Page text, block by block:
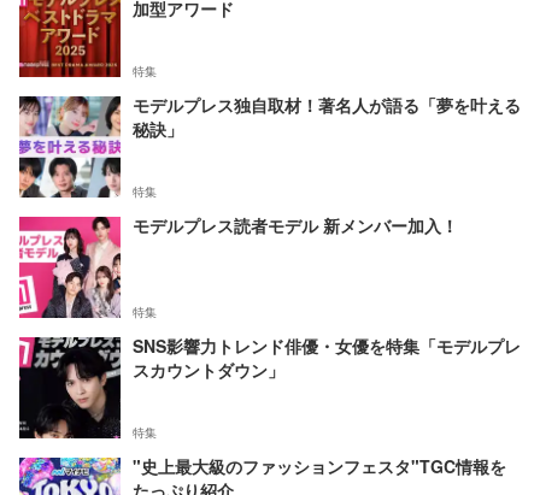
加型アワード
特集
モデルプレス独自取材！著名人が語る「夢を叶える
秘訣」
特集
モデルプレス読者モデル 新メンバー加入！
特集
SNS影響力トレンド俳優・女優を特集「モデルプレ
スカウントダウン」
特集
"史上最大級のファッションフェスタ"TGC情報を